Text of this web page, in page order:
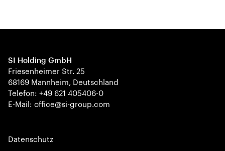
SI Holding GmbH
Friesenheimer Str. 25
68169 Mannheim, Deutschland
Telefon: +49 621 405406-0
E-Mail: office@si-group.com
Datenschutz